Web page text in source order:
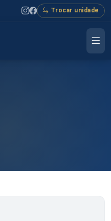
Trocar unidade